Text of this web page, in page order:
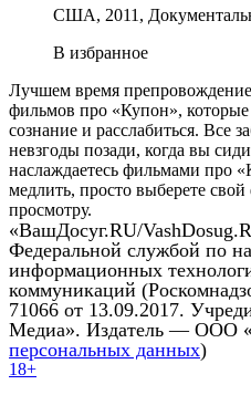
США, 2011,
В избранное
Лучшем время
фильмов про «Купон»,
сознание и расслабиться. Все
невзгоды позади, когда вы
наслаждаетесь фильмами про
медлить, просто выберете
просмотру.
«ВашДосуг.RU/
Федеральной службой по
информационных
коммуникаций
71066 от 13.09.2017.
Медиа». Издатель — ООО
персональных данных)
18+